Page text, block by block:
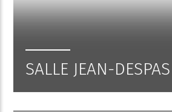
SALLE JEAN-DESPAS